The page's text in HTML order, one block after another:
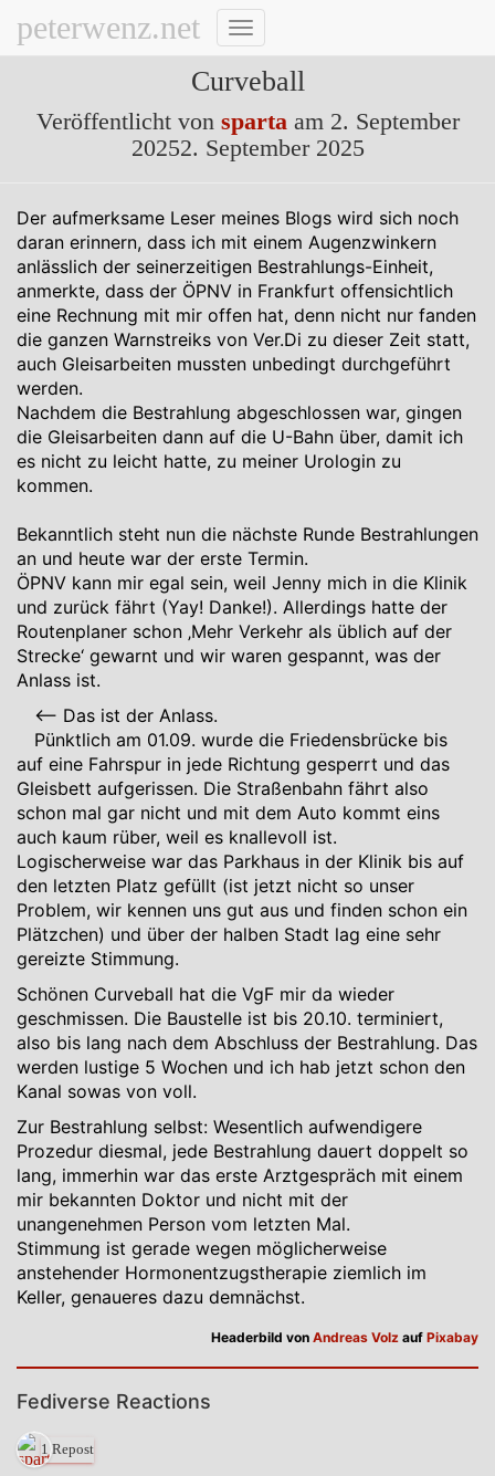
peterwenz.net
Navigation
umschalten
Curveball
Veröffentlicht von spartaam 2. September
20252. September 2025
Der aufmerksame Leser meines Blogs wird sich noch
daran erinnern, dass ich mit einem Augenzwinkern
anlässlich der seinerzeitigen Bestrahlungs-Einheit,
anmerkte, dass der ÖPNV in Frankfurt offensichtlich
eine Rechnung mit mir offen hat, denn nicht nur fanden
die ganzen Warnstreiks von Ver.Di zu dieser Zeit statt,
auch Gleisarbeiten mussten unbedingt durchgeführt
werden.
Nachdem die Bestrahlung abgeschlossen war, gingen
die Gleisarbeiten dann auf die U-Bahn über, damit ich
es nicht zu leicht hatte, zu meiner Urologin zu
kommen.
Bekanntlich steht nun die nächste Runde Bestrahlungen
an und heute war der erste Termin.
ÖPNV kann mir egal sein, weil Jenny mich in die Klinik
und zurück fährt (Yay! Danke!). Allerdings hatte der
Routenplaner schon ‚Mehr Verkehr als üblich auf der
Strecke‘ gewarnt und wir waren gespannt, was der
Anlass ist.
<– Das ist der Anlass.
Pünktlich am 01.09. wurde die Friedensbrücke bis
auf eine Fahrspur in jede Richtung gesperrt und das
Gleisbett aufgerissen. Die Straßenbahn fährt also
schon mal gar nicht und mit dem Auto kommt eins
auch kaum rüber, weil es knallevoll ist.
Logischerweise war das Parkhaus in der Klinik bis auf
den letzten Platz gefüllt (ist jetzt nicht so unser
Problem, wir kennen uns gut aus und finden schon ein
Plätzchen) und über der halben Stadt lag eine sehr
gereizte Stimmung.
Schönen Curveball hat die VgF mir da wieder
geschmissen. Die Baustelle ist bis 20.10. terminiert,
also bis lang nach dem Abschluss der Bestrahlung. Das
werden lustige 5 Wochen und ich hab jetzt schon den
Kanal sowas von voll.
Zur Bestrahlung selbst: Wesentlich aufwendigere
Prozedur diesmal, jede Bestrahlung dauert doppelt so
lang, immerhin war das erste Arztgespräch mit einem
mir bekannten Doktor und nicht mit der
unangenehmen Person vom letzten Mal.
Stimmung ist gerade wegen möglicherweise
anstehender Hormonentzugstherapie ziemlich im
Keller, genaueres dazu demnächst.
Headerbild von Andreas Volz auf Pixabay
Fediverse Reactions
1 Repost